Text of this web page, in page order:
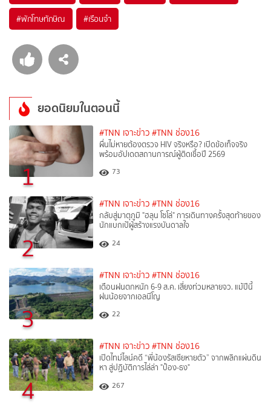
#พักโทษทักษิณ #เรือนจำ
ยอดนิยมในตอนนี้
1
#TNN เจาะข่าว #TNN ช่อง16
ผื่นไม่หายต้องตรวจ HIV จริงหรือ? เปิดข้อเท็จจริง
พร้อมอัปเดตสถานการณ์ผู้ติดเชื้อปี 2569
73
2
#TNN เจาะข่าว #TNN ช่อง16
กลับสู่มาตุภูมิ "ฮลุน โซโล่" การเดินทางครั้งสุดท้ายของ
นักแบกเป้ผู้สร้างแรงบันดาลใจ
24
3
#TNN เจาะข่าว #TNN ช่อง16
เตือนฝนตกหนัก 6-9 ส.ค. เสี่ยงท่วมหลายจว. แม้ปีนี้
ฝนน้อยจากเอลนีโญ
22
4
#TNN เจาะข่าว #TNN ช่อง16
เปิดไทม์ไลน์คดี “พี่น้องรัสเซียหายตัว” จากพลิกแผ่นดิน
หา สู่ปฏิบัติการไล่ล่า "ป๋อง-ธง"
267